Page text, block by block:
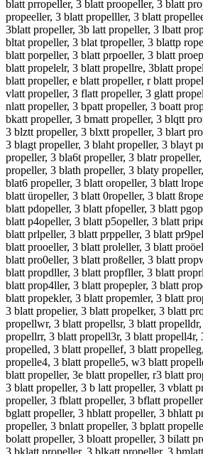
blatt prropeller, 3 blatt proopeller, 3 blatt
propeeller, 3 blatt propelller, 3 blatt
3blatt propeller, 3b latt propeller, 3 lbatt
bltat propeller, 3 blat tpropeller, 3 blattp
blatt porpeller, 3 blatt prpoeller, 3 blatt
blatt propelelr, 3 blatt propellre, 3blatt
blatt propeller, e blatt propeller, r blatt
vlatt propeller, 3 flatt propeller, 3 glatt
nlatt propeller, 3 bpatt propeller, 3 boatt
bkatt propeller, 3 bmatt propeller, 3 blqtt
3 blztt propeller, 3 blxtt propeller, 3 blart
3 blagt propeller, 3 blaht propeller, 3 blayt
propeller, 3 bla6t propeller, 3 blatr
propeller, 3 blath propeller, 3 blaty
blat6 propeller, 3 blatt oropeller, 3 blatt
blatt üropeller, 3 blatt 0ropeller, 3 blatt
blatt pdopeller, 3 blatt pfopeller, 3 blatt
blatt p4opeller, 3 blatt p5opeller, 3 blatt
blatt prlpeller, 3 blatt prppeller, 3 blatt
blatt prooeller, 3 blatt proleller, 3 blatt
blatt pro0eller, 3 blatt proßeller, 3 blatt
blatt propdller, 3 blatt propfller, 3 blatt
blatt prop4ller, 3 blatt propepler, 3 blatt
blatt propekler, 3 blatt propemler, 3 blatt
3 blatt propelier, 3 blatt propelker, 3 blatt
propellwr, 3 blatt propellsr, 3 blatt
propellrr, 3 blatt propell3r, 3 blatt propell4r,
propelled, 3 blatt propellef, 3 blatt
propelle4, 3 blatt propelle5, w3 blatt
blatt propeller, 3e blatt propeller, r3 blatt
3 blatt propeller, 3 b latt propeller, 3 vblatt
propeller, 3 fblatt propeller, 3 bflatt
bglatt propeller, 3 hblatt propeller, 3 bhlatt
propeller, 3 bnlatt propeller, 3 bplatt
bolatt propeller, 3 bloatt propeller, 3 bilatt
3 bklatt propeller, 3 blkatt propeller, 3